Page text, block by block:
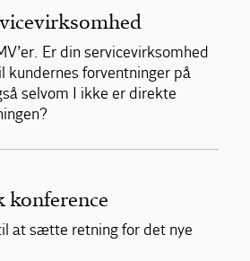
Er din servicevirksomhed
kundernes forventninger på
selvom I ikke er direkte
konference
at sætte retning for det nye